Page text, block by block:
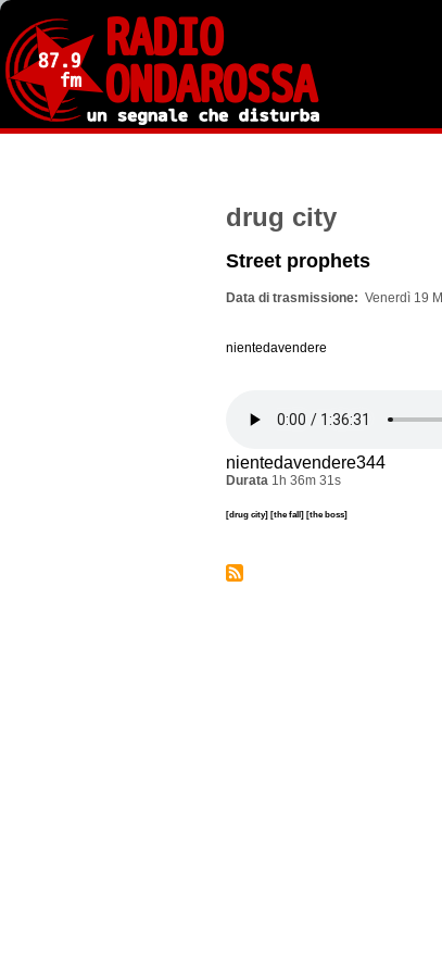
Salta
contenuto
principale
drug city
Street prophets
Data di trasmissione Venerdì 19
nientedavendere
nientedavendere344
Durata 1h 36m 31s
[drug city] [the fall] [the boss]